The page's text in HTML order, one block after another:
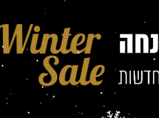
1.40/1.90
,
2.30